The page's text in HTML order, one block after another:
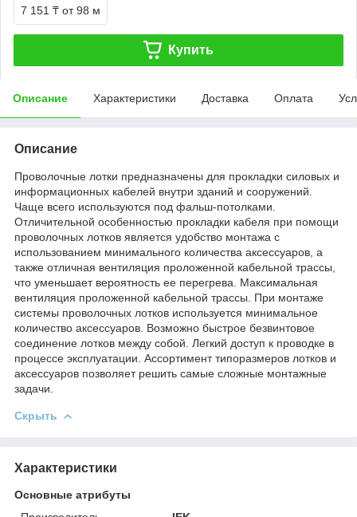
7 151 ₸ от 98 м
Купить
Описание Характеристики Доставка Оплата
Описание
Проволочные лотки предназначены для прокладки силовых и
информационных кабелей внутри зданий и сооружений.
Чаще всего используются под фальш-потолками.
Отличительной особенностью прокладки кабеля при помощи
проволочных лотков является удобство монтажа с
использованием минимального количества аксессуаров, а
также отличная вентиляция проложенной кабельной трассы,
что уменьшает вероятность ее перегрева. Максимальная
вентиляция проложенной кабельной трассы. При монтаже
системы проволочных лотков используется минимальное
количество аксессуаров. Возможно быстрое безвинтовое
соединение лотков между собой. Легкий доступ к проводке в
процессе эксплуатации. Ассортимент типоразмеров лотков и
аксессуаров позволяет решить самые сложные монтажные
задачи.
Скрыть
Характеристики
Основные атрибуты